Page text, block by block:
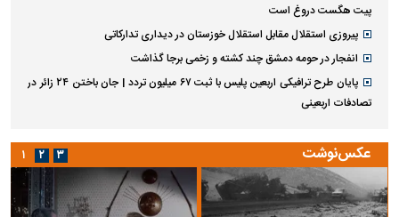
پیت هگست دروغ است
پیروزی استقلال مقابل استقلال خوزستان در دیداری تدارکاتی
انفجار در حومه دمشق چند کشته و زخمی برجا گذاشت
پایان طرح ترافیکی اربعین پلیس با ثبت ۶۷ میلیون تردد | جان باختن ۲۴ زائر در
تصادفات اربعینی
عکس‌نوشت ۱ ۲ ۳